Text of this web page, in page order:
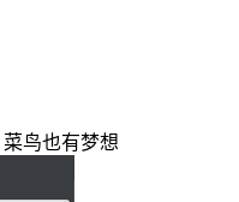
菜鸟也有梦想